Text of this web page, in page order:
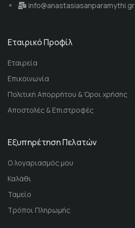
info@anastasiasanparamythi.gr
Εταιρικό Προφίλ
Εταιρεία
Επικοινωνία
Πολιτική Απορρήτου & Όροι χρήσης
Αποστολές & Επιστροφές
Εξυπηρέτηση Πελατών
Ο λογαριασμός μου
Καλάθι
Ταμείο
Τρόποι Πληρωμής